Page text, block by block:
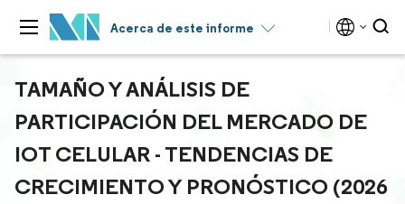
Acerca de este informe
TAMAÑO Y ANÁLISIS DE
PARTICIPACIÓN DEL MERCADO DE
IOT CELULAR - TENDENCIAS DE
CRECIMIENTO Y PRONÓSTICO (2026